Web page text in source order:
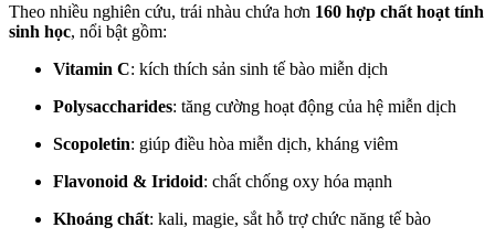
Theo nhiều nghiên cứu, trái nhàu chứa hơn 160 hợp chất hoạt tính
sinh học, nổi bật gồm:
Vitamin C: kích thích sản sinh tế bào miễn dịch
Polysaccharides: tăng cường hoạt động của hệ miễn dịch
Scopoletin: giúp điều hòa miễn dịch, kháng viêm
Flavonoid & Iridoid: chất chống oxy hóa mạnh
Khoáng chất: kali, magie, sắt hỗ trợ chức năng tế bào